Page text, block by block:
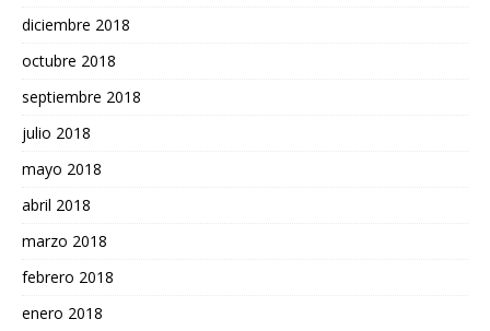
diciembre 2018
octubre 2018
septiembre 2018
julio 2018
mayo 2018
abril 2018
marzo 2018
febrero 2018
enero 2018